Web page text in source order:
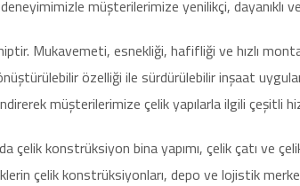
müşterilerimize yenilikçi,
Mukavemeti, esnekliği, hafifliği ve hızlı
özelliği ile sürdürülebilir inşaat
müşterilerimize çelik yapılarla ilgili çeşitli
çelik konstrüksiyon bina yapımı, çelik çatı ve
çelik konstrüksiyonları, depo ve lojistik